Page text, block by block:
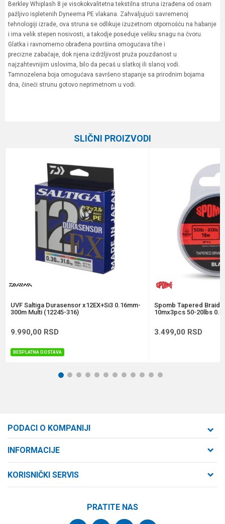
Berkley Whiplash 8 je visokokvalitetna tekstilna struna izrađena od osam
pažljivo ispletenih Dyneema PE vlakana. Zahvaljujući savremenoj
tehnologiji izrade, ova struna se odlikuje izuzetnom otpornošću na habanje
i ima velik stepen nosivosti, a takodje poseduje veliku snagu na čvoru.
Glatka i ravnomerno obrađena površina omogućava tihe i
precizne zabačaje, dok njena izdržljivost pruža pouzdanost u
najzahtevnijim uslovima, bilo da pecaš u slatkoj ili slanoj vodi.
Tamnozelena boja omogućava savršeno stapanje sa prirodnim bojama
dna, čineći strunu gotovo neprimetnom u vodi.
300 m
Nosivost 12.9 kg
Prečnik 0.08 mm
Anti-spam zaštita - izračunajte koliko je 2 + 3 :
POŠALJI
SLIČNI PROIZVODI
UVF Saltiga Durasensor x12EX+Si3 0.16mm-
300m Multi (12245-316)
9.990,00 RSD
BESPLATNA DOSTAVA
Spomb Tapered
10mx3pcs 50-20lbs
3.499,00 RSD
1 2 3 4 5 6 7 8 9 101112
PODACI O KOMPANIJI
Cara Dušana 47
INFORMACIJE
KORISNIČKI SERVIS
PRATITE NAS